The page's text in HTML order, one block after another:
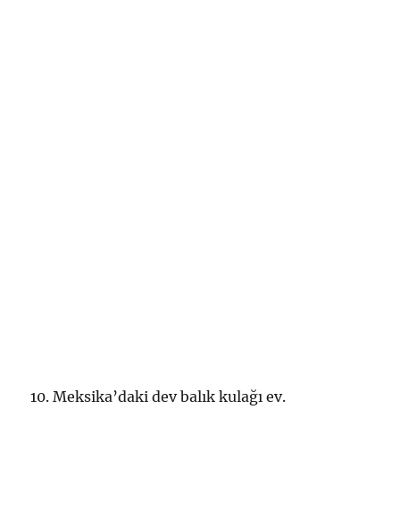
10. Meksika’daki dev balık kulağı ev.